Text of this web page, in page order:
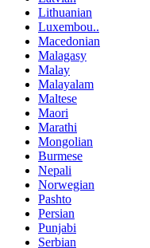
Lithuanian
Luxembou..
Macedonian
Malagasy
Malay
Malayalam
Maltese
Maori
Marathi
Mongolian
Burmese
Nepali
Norwegian
Pashto
Persian
Punjabi
Serbian